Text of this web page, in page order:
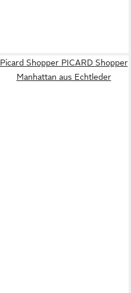
Picard Shopper PICARD Shopper
Manhattan aus Echtleder